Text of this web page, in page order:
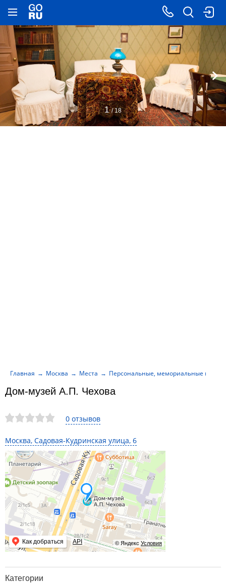
0 отзывов
Москва, Садовая-Кудринская улица, 6
© Яндекс Условия
Как добраться API
Дом-музей А.П. Чехова
Главная Москва Места Персональные, мемориальные музеи
1 / 18
Категории